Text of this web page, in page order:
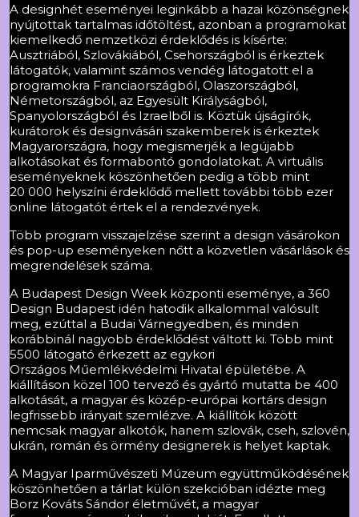
A designhét eseményei leginkább a hazai közönségnek
nyújtottak tartalmas időtöltést, azonban a programokat
kiemelkedő nemzetközi érdeklődés is kísérte:
Ausztriából, Szlovákiából, Csehországból is érkeztek
látogatók, valamint számos vendég látogatott el a
programokra Franciaországból, Olaszországból,
Németországból, az Egyesült Királyságból,
Spanyolországból és Izraelből is. Köztük újságírók,
kurátorok és designvásári szakemberek is érkeztek
Magyarországra, hogy megismerjék a legújabb
alkotásokat és formabontó gondolatokat. A virtuális
eseményeknek köszönhetően pedig a több mint
20 000 helyszíni érdeklődő mellett további több ezer
online látogatót értek el a rendezvények.
Több program visszajelzése szerint a design vásárokon
és pop-up eseményeken nőtt a közvetlen vásárlások és
megrendelések száma.
A Budapest Design Week központi eseménye, a 360
Design Budapest idén hatodik alkalommal valósult
meg, ezúttal a Budai Várnegyedben, és minden
korábbinál nagyobb érdeklődést váltott ki. Több mint
5500 látogató érkezett az egykori
Országos Műemlékvédelmi Hivatal épületébe. A
kiállításon közel 100 tervező és gyártó mutatta be 400
alkotását, a magyar és közép-európai kortárs design
legfrissebb irányait szemlézve. A kiállítók között
nemcsak magyar alkotók, hanem szlovák, cseh, szlovén,
ukrán, román és örmény designerek is helyet kaptak.
A Magyar Iparművészeti Múzeum együttműködésének
köszönhetően a tárlat külön szekcióban idézte meg
Borz Kováts Sándor életművét, a magyar